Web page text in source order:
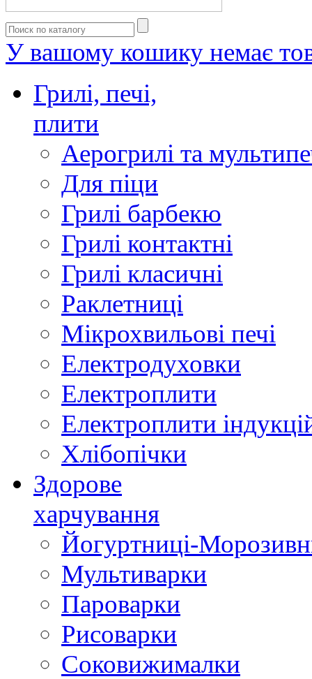
У вашому кошику немає
Грилі, печі,
плити
Аерогрилі та
Для піци
Грилі барбекю
Грилі контактні
Грилі класичні
Раклетниці
Мікрохвильові печі
Електродуховки
Електроплити
Електроплити
Хлібопічки
Здорове
харчування
Йогуртниці-
Мультиварки
Пароварки
Рисоварки
Соковижималки